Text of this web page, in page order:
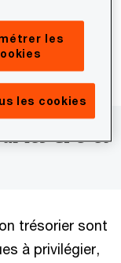
les CFO et
trésorier sont
à privilégier,
les
les cookies